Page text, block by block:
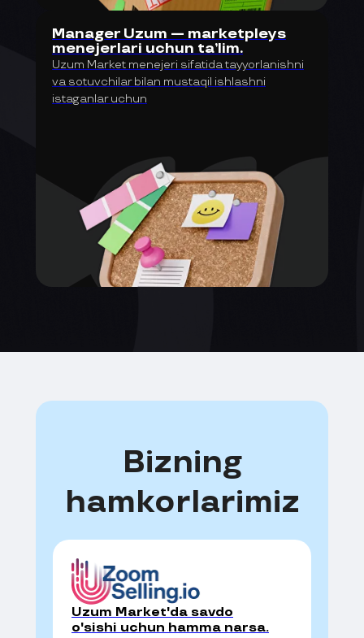
Manager Uzum — marketpleys
menejerlari uchun ta’lim.
Uzum Market menejeri sifatida tayyorlanishni
va sotuvchilar bilan mustaqil ishlashni
istaganlar uchun
Bizning
hamkorlarimiz
Uzum Market'da savdo
o'sishi uchun hamma narsa.